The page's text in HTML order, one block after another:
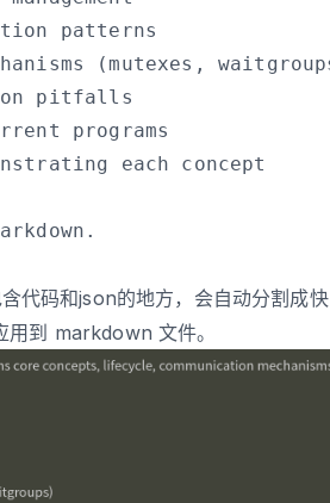
代码和json的地方，会自动分割成快
到 markdown 文件。